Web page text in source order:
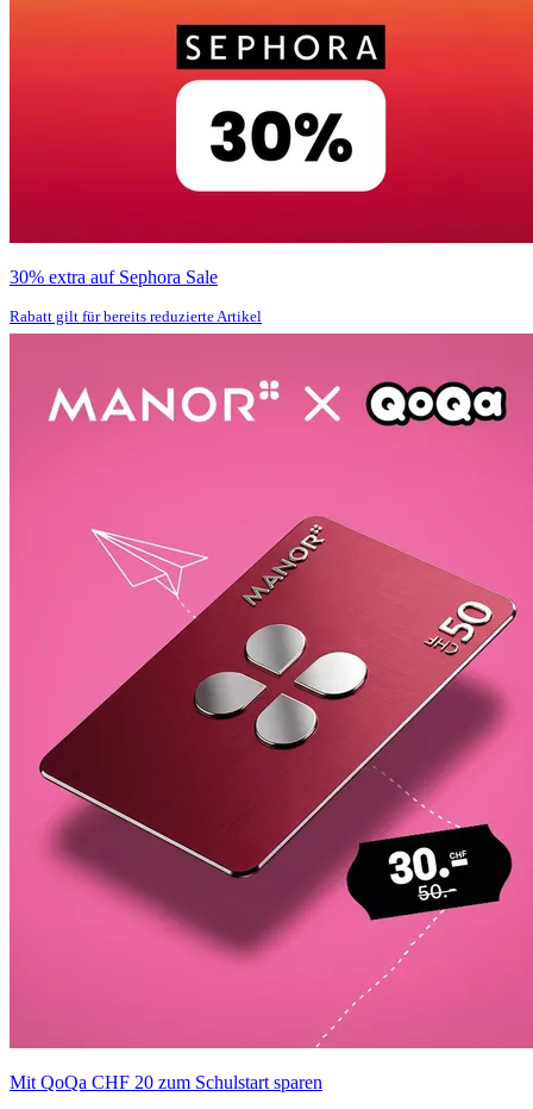
30% extra auf Sephora Sale
Rabatt gilt für bereits reduzierte Artikel
Mit QoQa CHF 20 zum Schulstart sparen